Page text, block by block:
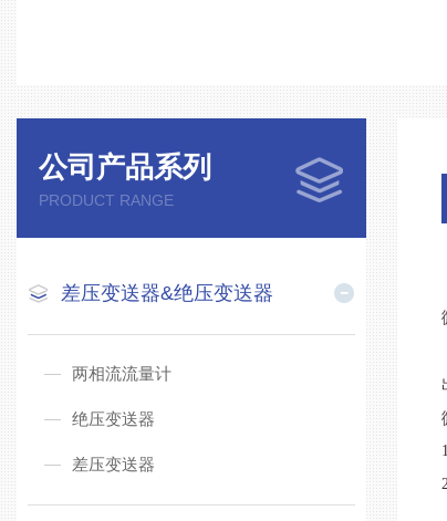
公司产品系列
PRODUCT RANGE
差压变送器&绝压变送器
两相流流量计
绝压变送器
差压变送器